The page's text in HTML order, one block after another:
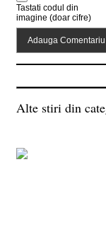
Tastati codul din
imagine (doar cifre)
Alte stiri din